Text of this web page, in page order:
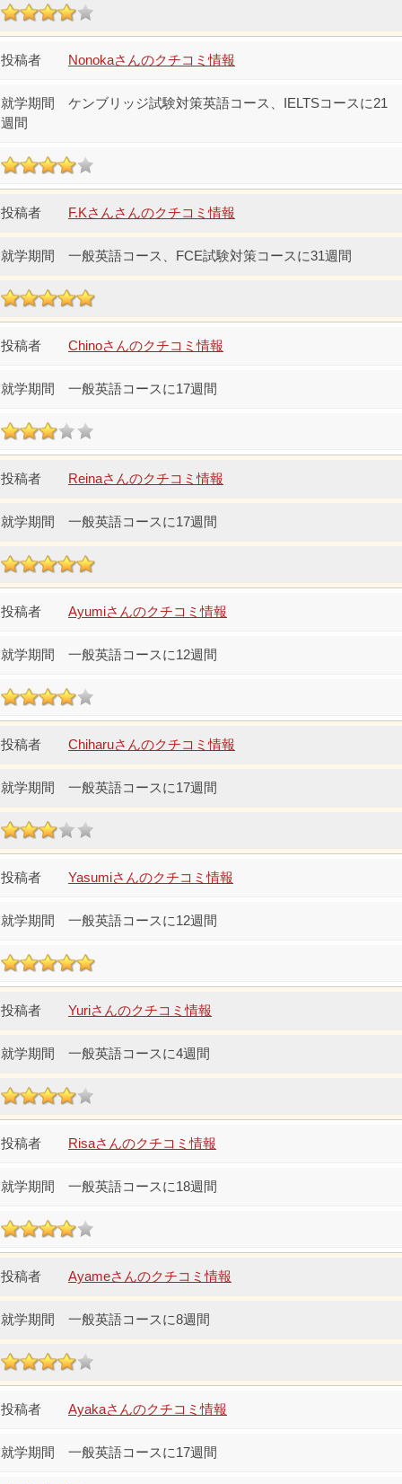
Nonokaさんのクチコミ情報
ケンブリッジ試験対策英語コース、IELTSコースに21
週間
F.Kさんさんのクチコミ情報
一般英語コース、FCE試験対策コースに31週間
Chinoさんのクチコミ情報
一般英語コースに17週間
Reinaさんのクチコミ情報
一般英語コースに17週間
Ayumiさんのクチコミ情報
一般英語コースに12週間
Chiharuさんのクチコミ情報
一般英語コースに17週間
Yasumiさんのクチコミ情報
一般英語コースに12週間
Yuriさんのクチコミ情報
一般英語コースに4週間
Risaさんのクチコミ情報
一般英語コースに18週間
Ayameさんのクチコミ情報
一般英語コースに8週間
Ayakaさんのクチコミ情報
一般英語コースに17週間